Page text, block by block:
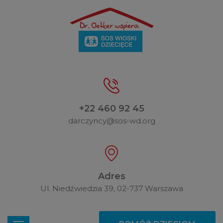
+22 460 92 45
darczyncy@sos-wd.org
Adres
Ul. Niedźwiedzia 39, 02-737 Warszawa